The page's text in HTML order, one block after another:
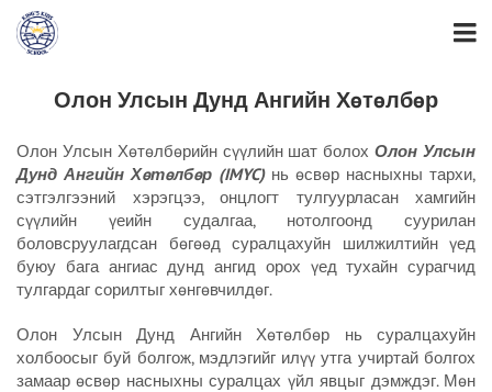
Олон Улсын Дунд Ангийн Хөтөлбөр
Олон Улсын Хөтөлбөрийн сүүлийн шат болохОлон Улсын
Дунд Ангийн Хөтөлбөр (IMYC)нь өсвөр насныхны тархи,
сэтгэлгээний хэрэгцээ, онцлогт тулгуурласан хамгийн
сүүлийн үеийн судалгаа, нотолгоонд суурилан
боловсруулагдсан бөгөөд суралцахуйн шилжилтийн үед
буюу бага ангиас дунд ангид орох үед тухайн сурагчид
тулгардаг сорилтыг хөнгөвчилдөг.
Олон Улсын Дунд Ангийн Хөтөлбөр нь суралцахуйн
холбоосыг буй болгож, мэдлэгийг илүү утга учиртай болгох
замаар өсвөр насныхны суралцах үйл явцыг дэмждэг. Мөн